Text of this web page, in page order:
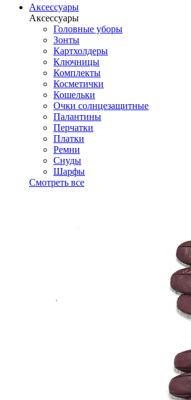
Аксессуары
Аксессуары
Головные уборы
Зонты
Картхолдеры
Ключницы
Комплекты
Косметички
Кошельки
Очки солнцезащитные
Палантины
Перчатки
Платки
Ремни
Снуды
Шарфы
Смотреть все